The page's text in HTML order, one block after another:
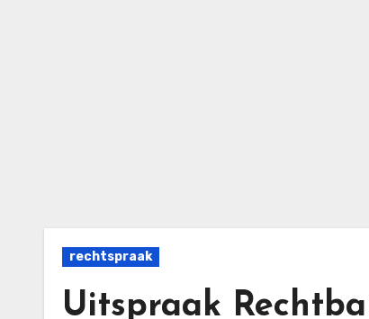
rechtspraak
Uitspraak